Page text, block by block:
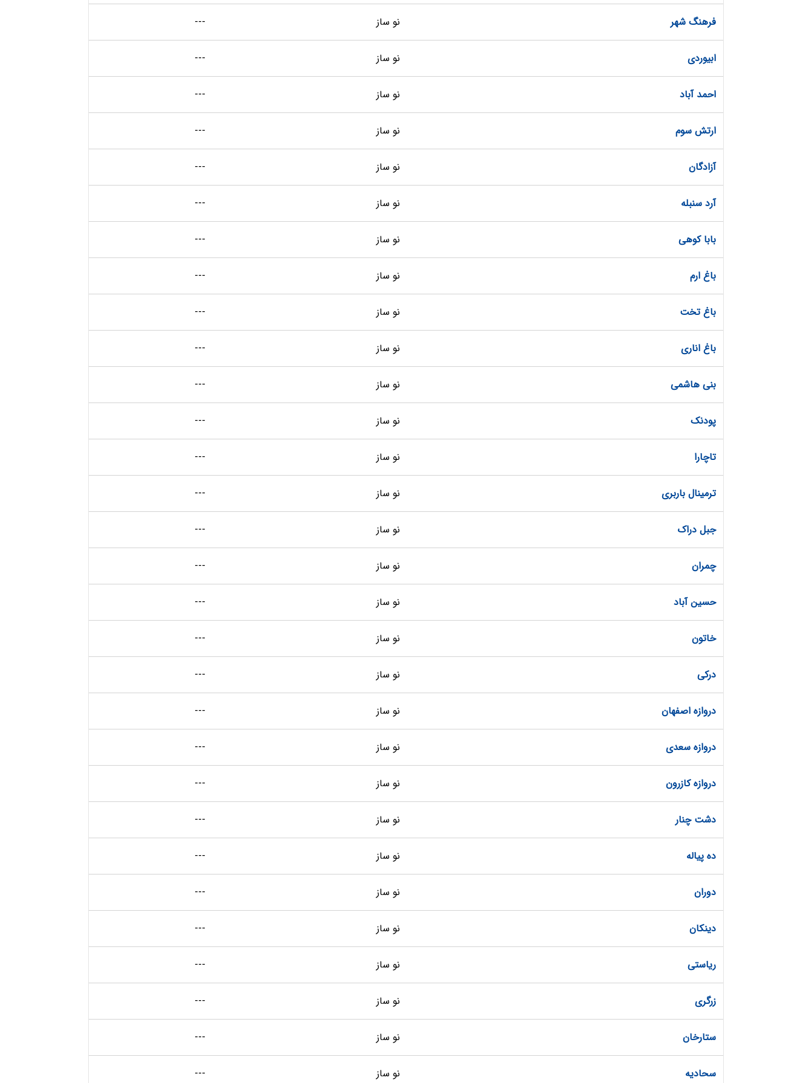
فرهنگ شهر نو ساز ---
ابیوردی نو ساز ---
احمد آباد نو ساز ---
ارتش سوم نو ساز ---
آزادگان نو ساز ---
آرد سنبله نو ساز ---
بابا کوهی نو ساز ---
باغ ارم نو ساز ---
باغ تخت نو ساز ---
باغ اناری نو ساز ---
بنی هاشمی نو ساز ---
پودنک نو ساز ---
تاچارا نو ساز ---
ترمینال باربری نو ساز ---
جبل دراک نو ساز ---
چمران نو ساز ---
حسین آباد نو ساز ---
خاتون نو ساز ---
درکی نو ساز ---
دروازه اصفهان نو ساز ---
دروازه سعدی نو ساز ---
دروازه کازرون نو ساز ---
دشت چنار نو ساز ---
ده پیاله نو ساز ---
دوران نو ساز ---
دینکان نو ساز ---
ریاستی نو ساز ---
زرگری نو ساز ---
ستارخان نو ساز ---
سحادیه نو ساز ---